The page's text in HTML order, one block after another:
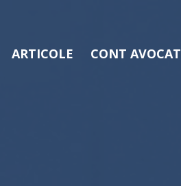
ARTICOLE CONT AVOCAT